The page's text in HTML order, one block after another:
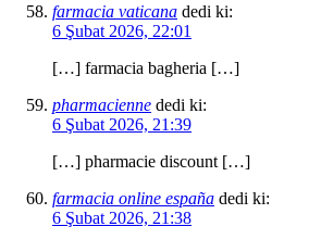
farmacia vaticana dedi ki:
6 Şubat 2026, 22:01
[…] farmacia bagheria […]
pharmacienne dedi ki:
6 Şubat 2026, 21:39
[…] pharmacie discount […]
farmacia online españa dedi ki:
6 Şubat 2026, 21:38